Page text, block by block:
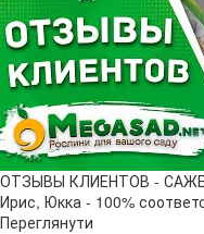
ОТЗЫВЫ КЛИЕНТОВ -
Ирис, Юкка - 100%
Переглянути